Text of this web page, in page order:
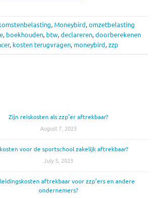
, Moneybird , omzetbelasting
, boekhouden, btw, declareren, doorberekenen
, kosten terugvragen, moneybird , zzp
Zijn reiskosten als zzp’er aftrekbaar?
August 7, 2023
voor de sportschool zakelijk aftrekbaar?
July 5, 2023
aftrekbaar voor zzp’ers en andere
ondernemers?